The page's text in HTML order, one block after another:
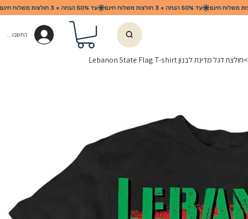
החשבון שלי
>חולצת דגל מדינת לבנון Lebanon State Flag T-shirt